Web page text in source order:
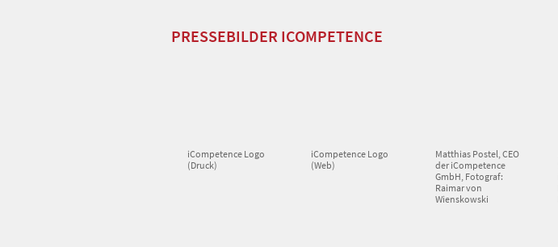
PRESSEBILDER ICOMPETENCE
iCompetence Logo
(Druck)
iCompetence Logo
(Web)
Matthias Postel, CEO
der iCompetence
GmbH, Fotograf:
Raimar von
Wienskowski